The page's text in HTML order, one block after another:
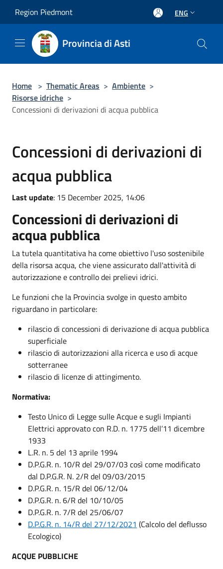
Region Piedmont ENG
Provincia di Asti
Home > Thematic Areas > Ambiente >
Risorse idriche >
Concessioni di derivazioni di acqua pubblica
Concessioni di derivazioni di
acqua pubblica
Last update: 15 December 2025, 14:06
Concessioni di derivazioni di
acqua pubblica
La tutela quantitativa ha come obiettivo l'uso sostenibile
della risorsa acqua, che viene assicurato dall'attività di
autorizzazione e controllo dei prelievi idrici.
Le funzioni che la Provincia svolge in questo ambito
riguardano in particolare:
rilascio di concessioni di derivazione di acqua pubblica
superficiale
rilascio di autorizzazioni alla ricerca e uso di acque
sotterranee
rilascio di licenze di attingimento.
Normativa:
Testo Unico di Legge sulle Acque e sugli Impianti
Elettrici approvato con R.D. n. 1775 dell’11 dicembre
1933
L.R. n. 5 del 13 aprile 1994
D.P.G.R. n. 10/R del 29/07/03 così come modificato
dal D.P.G.R. N. 2/R del 09/03/2015
D.P.G.R. n. 15/R del 06/12/04
D.P.G.R. n. 6/R del 10/10/05
D.P.G.R. n. 7/R del 25/06/07
D.P.G.R. n. 14/R del 27/12/2021 (Calcolo del deflusso
Ecologico)
ACQUE PUBBLICHE